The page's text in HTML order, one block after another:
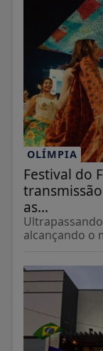
OLÍMPIA
Festival do
as...
alcançando o